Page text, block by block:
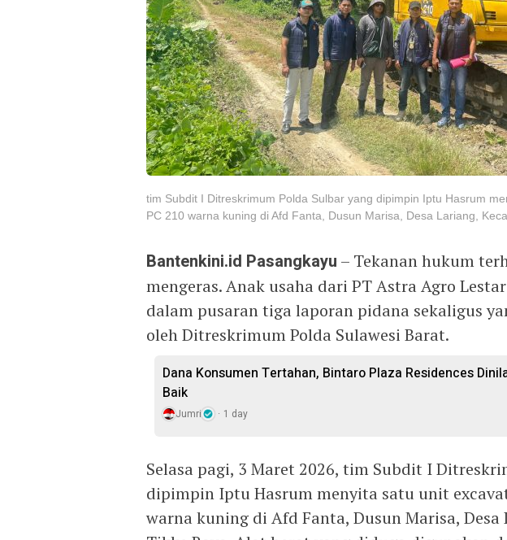
tim Subdit I Ditreskrimum Polda Sulbar yang dipimpin Iptu Hasrum
PC 210 warna kuning di Afd Fanta, Dusun Marisa, Desa Lariang,
Bantenkini.id Pasangkayu – Tekanan hukum
mengeras. Anak usaha dari PT Astra Agro
dalam pusaran tiga laporan pidana sekaligus
oleh Ditreskrimum Polda Sulawesi Barat.
Dana Konsumen Tertahan, Bintaro Plaza Residences
Baik
Jumri 1 day
Selasa pagi, 3 Maret 2026, tim Subdit I
dipimpin Iptu Hasrum menyita satu unit
warna kuning di Afd Fanta, Dusun Marisa, Desa